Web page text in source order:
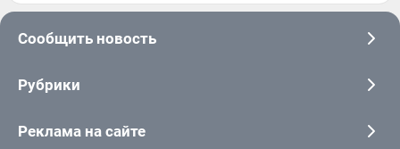
Сообщить новость
Рубрики
Реклама на сайте